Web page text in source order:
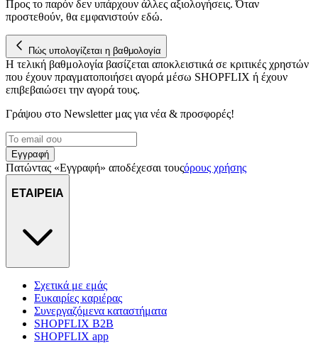
για να αποθηκεύουμε και να έχουμε πρόσβαση σε πληροφορίες
στη συσκευή σας, με σκοπό την προβολή εξατομικευμένων
διαφημίσεων και περιεχομένου, τις μετρήσεις σχετικά με
διαφημίσεις και περιεχόμενο, την καλύτερη εικόνα του κοινού
μας και την ανάπτυξη προϊόντων. Επίσης, κοινοποιούμε
πληροφορίες σχετικά με την από μέρους σας χρήση της
τοποθεσίας μας στους συνεργάτες μέσων κοινωνικής
δικτύωσης, διαφημίσεων και ανάλυσης.
Προς το παρόν δεν υπάρχουν άλλες αξιολογήσεις. Όταν
προστεθούν, θα εμφανιστούν εδώ.
Πώς υπολογίζεται η βαθμολογία
Η τελική βαθμολογία βασίζεται αποκλειστικά σε κριτικές χρηστών
που έχουν πραγματοποιήσει αγορά μέσω SHOPFLIX ή έχουν
επιβεβαιώσει την αγορά τους.
Γράψου στο Νewsletter μας για νέα & προσφορές!
Εγγραφή
Πατώντας «Εγγραφή» αποδέχεσαι τουςόρους χρήσης
ΕΤΑΙΡΕΙΑ
Σχετικά με εμάς
Ευκαιρίες καριέρας
Συνεργαζόμενα καταστήματα
SHOPFLIX B2B
SHOPFLIX app